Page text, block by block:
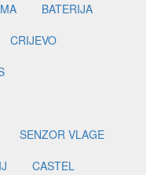
BATERIJA
CRIJEVO
SENZOR VLAGE
CASTEL